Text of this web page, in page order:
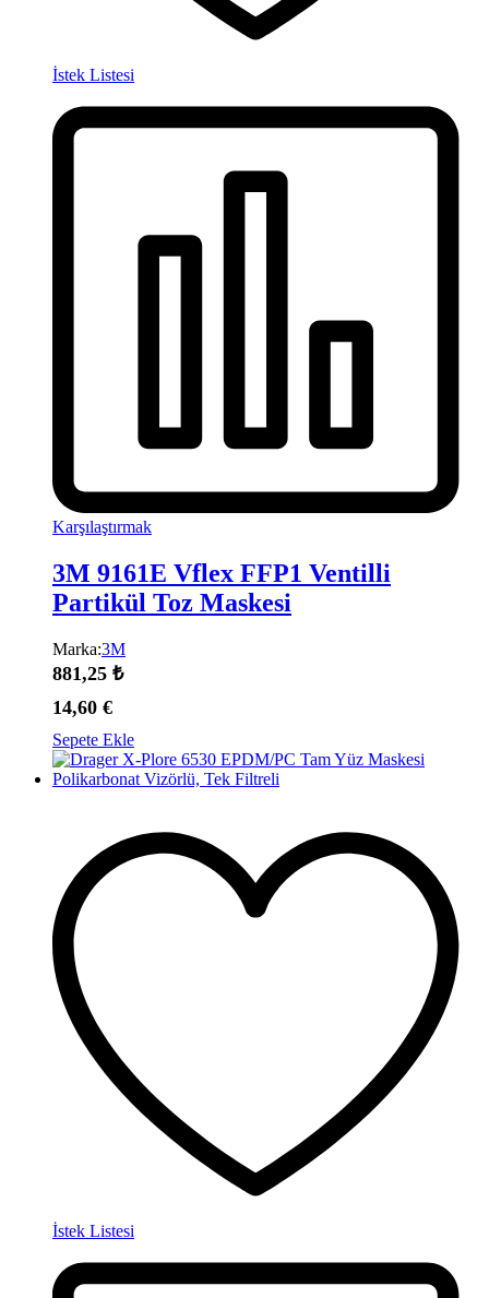
İstek Listesi
Karşılaştırmak
3M 9161E Vflex FFP1 Ventilli
Partikül Toz Maskesi
Marka:3M
881,25 ₺
14,60 €
Sepete Ekle
İstek Listesi